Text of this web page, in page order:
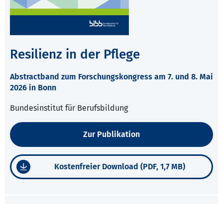
Resilienz in der Pflege
Abstractband zum Forschungskongress am 7. und 8. Mai
2026 in Bonn
Bundesinstitut für Berufsbildung
Zur Publikation
Kostenfreier Download (PDF, 1,7 MB)